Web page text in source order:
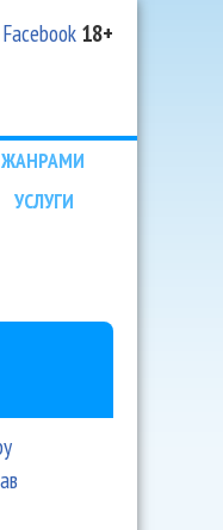
Facebook 18+
УСЛУГИ